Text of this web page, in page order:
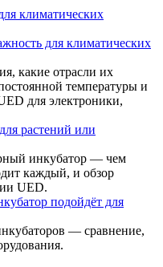
для климатических
какие отрасли их
температуры и
для электроники,
растений или
инкубатор — чем
каждый, и обзор
UED.
подойдёт для
— сравнение,